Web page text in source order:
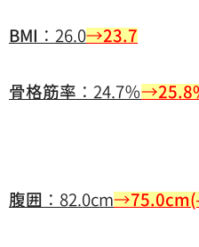
BMI ：26.0→23.7
骨格筋率 ：24.7％→
腹囲 ：82.0cm→